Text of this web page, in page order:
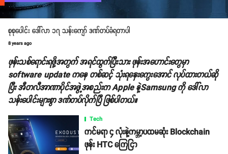
စုစုပေါင်း ဒေါ်လာ ၁၇ သန်းကျော် ဒဏ်တပ်ခံရတာပါ
8 years ago
ဖုန်းသစ်ရောင်းရဖို့အတွက် အရင်ထွက်ပြီးသား ဖုန်းအဟောင်းတွေမှာ
software update ကနေ တစ်ဆင့် သုံးရနှေးကွေးအောင် လုပ်ထားတယ်ဆို
ပြီး အီတလီအာဏာပိုင်အဖွဲ့အစည်းက Apple နဲ့Samsung ကို ဒေါ်လာ
သန်းပေါင်းများစွာ ဒဏ်တပ်လိုက်ပြီ ဖြစ်ပါတယ်။
Tech
ကင်မရာ ၄ လုံးနဲ့ကမ္ဘာ့ပထမဆုံး Blockchain
ဖုန်း HTC ကြေငြာ